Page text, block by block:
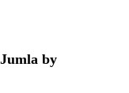
by